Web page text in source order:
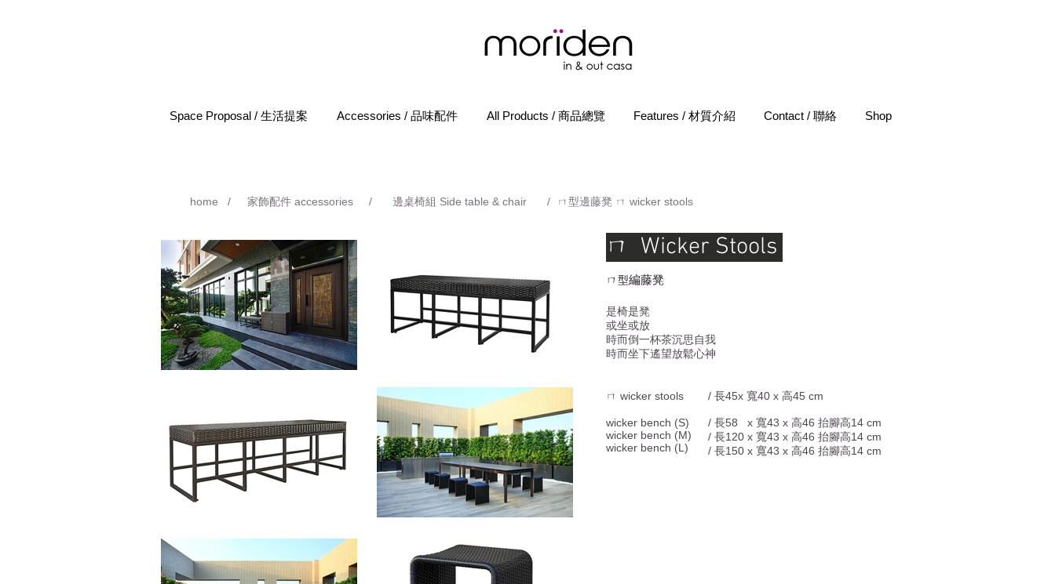
Space Proposal / 生活提案 Accessories / 品味配件 All Products / 商品總覽 Features / 材質介紹 Contact / 聯絡 Shop
home / 家飾配件 accessories / 邊桌椅組 Side table & chair / ㄇ型邊藤凳 ㄇ wicker stools
ㄇ Wicker Stools
​ㄇ型編藤凳
是椅是凳
或坐或放
時而倒一杯茶沉思自我
時而坐下遙望放鬆心神
ㄇ wicker stools
wicker bench (S)
wicker bench (M)
wicker bench (L)
/ 長45x 寬40 x 高45 cm
/ 長58 x 寬43 x 高46 抬腳高14 cm
/ 長120 x 寬43 x 高46 抬腳高14 cm
/ 長150 x 寬43 x 高46 抬腳高14 cm